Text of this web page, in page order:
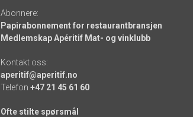
Abonnere:
Papirabonnement for restaurantbransjen
Medlemskap Apéritif Mat- og vinklubb
Kontakt oss:
aperitif@aperitif.no
Telefon +47 21 45 61 60
Ofte stilte spørsmål